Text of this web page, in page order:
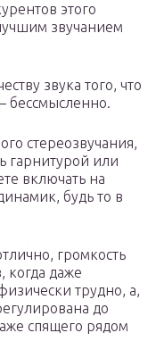
этого
звучанием
звука того, что
бессмысленно.
стереозвучания,
гарнитурой или
включать на
будь то в
громкость
когда даже
трудно, а,
до
спящего рядом